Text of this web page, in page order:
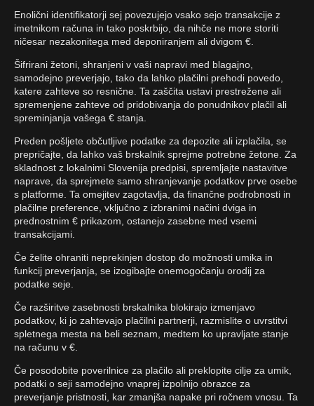
Enolični identifikatorji sej povezujejo vsako sejo transakcije z
imetnikom računa in tako poskrbijo, da nihče ne more storiti
ničesar nezakonitega med deponiranjem ali dvigom €.
Šifrirani žetoni, shranjeni v vaši napravi med blagajno,
samodejno preverjajo, tako da lahko plačilni prehodi povedo,
katere zahteve so resnične. Ta zaščita ustavi prestrežene ali
spremenjene zahteve od pridobivanja do ponudnikov plačil ali
spreminjanja vašega € stanja.
Preden pošljete občutljive podatke za depozite ali izplačila, se
prepričajte, da lahko vaš brskalnik sprejme potrebne žetone. Za
skladnost z lokalnimi Slovenija predpisi, spremljajte nastavitve
naprave, da sprejmete samo shranjevanje podatkov prve osebe
s platforme. Ta omejitev zagotavlja, da finančne podrobnosti in
plačilne preference, vključno z izbranimi načini dviga in
prednostnim € prikazom, ostanejo zasebne med vsemi
transakcijami.
Če želite ohraniti neprekinjen dostop do možnosti umika in
funkcij preverjanja, se izogibajte onemogočanju orodij za
podatke seje.
Če razširitve zasebnosti brskalnika blokirajo izmenjavo
podatkov, ki jo zahtevajo plačilni partnerji, razmislite o uvrstitvi
spletnega mesta na beli seznam, medtem ko upravljate stanje
na računu v €.
Če posodobite poverilnice za plačilo ali preklopite cilje za umik,
podatki o seji samodejno vnaprej izpolnijo obrazce za
preverjanje pristnosti, kar zmanjša napake pri ročnem vnosu. Ta